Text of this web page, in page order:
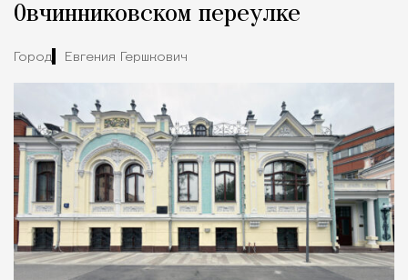
Овчинниковском переулке
Город Евгения Гершкович